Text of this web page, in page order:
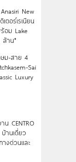
New
ตอร์เรเนียน
อม Lake
ล้าน*
ษม-สาย 4
Sai
Luxury
น CENTRO
านเดี่ยว
างด่วนและ